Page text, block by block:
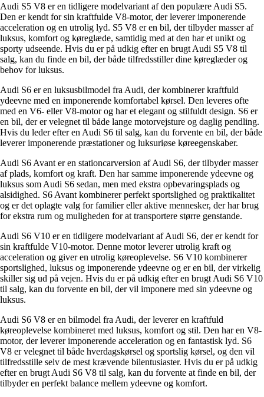
Audi S5 V8 er en tidligere modelvariant af den populære Audi S5.
Den er kendt for sin kraftfulde V8-motor, der leverer imponerende
acceleration og en utrolig lyd. S5 V8 er en bil, der tilbyder masser af
luksus, komfort og køreglæde, samtidig med at den har et unikt og
sporty udseende. Hvis du er på udkig efter en brugt Audi S5 V8 til
salg, kan du finde en bil, der både tilfredsstiller dine køreglæder og
behov for luksus.
Audi S6 er en luksusbilmodel fra Audi, der kombinerer kraftfuld
ydeevne med en imponerende komfortabel kørsel. Den leveres ofte
med en V6- eller V8-motor og har et elegant og stilfuldt design. S6 er
en bil, der er velegnet til både lange motorvejsture og daglig pendling.
Hvis du leder efter en Audi S6 til salg, kan du forvente en bil, der både
leverer imponerende præstationer og luksuriøse køreegenskaber.
Audi S6 Avant er en stationcarversion af Audi S6, der tilbyder masser
af plads, komfort og kraft. Den har samme imponerende ydeevne og
luksus som Audi S6 sedan, men med ekstra opbevaringsplads og
alsidighed. S6 Avant kombinerer perfekt sportslighed og praktikalitet
og er det oplagte valg for familier eller aktive mennesker, der har brug
for ekstra rum og muligheden for at transportere større genstande.
Audi S6 V10 er en tidligere modelvariant af Audi S6, der er kendt for
sin kraftfulde V10-motor. Denne motor leverer utrolig kraft og
acceleration og giver en utrolig køreoplevelse. S6 V10 kombinerer
sportslighed, luksus og imponerende ydeevne og er en bil, der virkelig
skiller sig ud på vejen. Hvis du er på udkig efter en brugt Audi S6 V10
til salg, kan du forvente en bil, der vil imponere med sin ydeevne og
luksus.
Audi S6 V8 er en bilmodel fra Audi, der leverer en kraftfuld
køreoplevelse kombineret med luksus, komfort og stil. Den har en V8-
motor, der leverer imponerende acceleration og en fantastisk lyd. S6
V8 er velegnet til både hverdagskørsel og sportslig kørsel, og den vil
tilfredsstille selv de mest krævende bilentusiaster. Hvis du er på udkig
efter en brugt Audi S6 V8 til salg, kan du forvente at finde en bil, der
tilbyder en perfekt balance mellem ydeevne og komfort.